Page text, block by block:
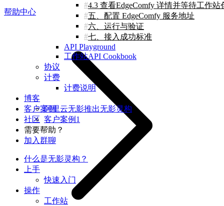
4.3 查看EdgeComfy 详情并等待工作站
五、配置 EdgeComfy 服务地址
六、运行与验证
七、接入成功标准
API Playground
工作站API Cookbook
协议
计费
计费说明
博客
阿里云无影推出无影灵构
客户案例
客户案例1
社区
需要帮助？
加入群聊
什么是无影灵构？
上手
快速入门
操作
工作站
帮助中心